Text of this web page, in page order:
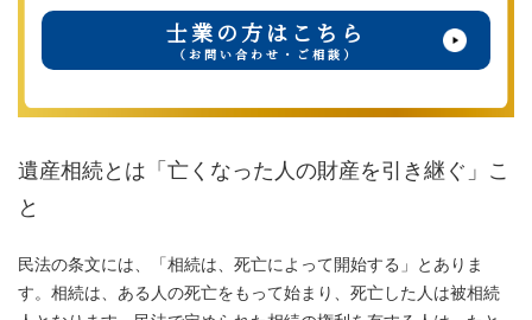
士業の方はこちら
（お問い合わせ・ご相談）
遺産相続とは「亡くなった人の財産を引き継ぐ」こ
と
民法の条文には、「相続は、死亡によって開始する」とありま
す。相続は、ある人の死亡をもって始まり、死亡した人は被相続